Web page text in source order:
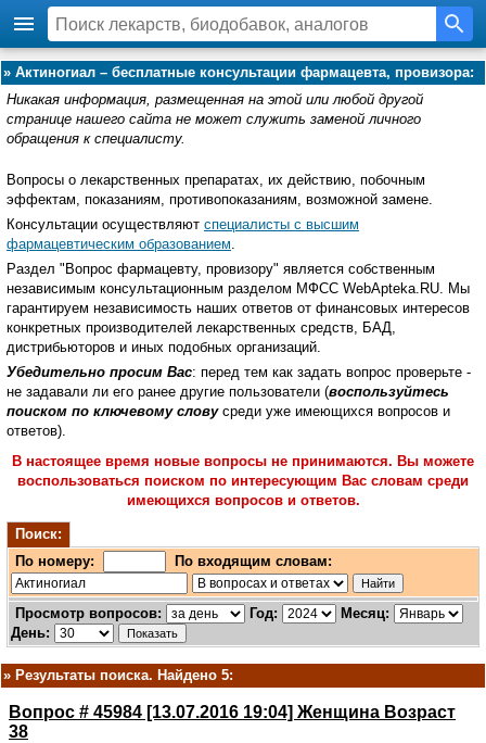
» Актиногиал – бесплатные консультации фармацевта, провизора:
Никакая информация, размещенная на этой или любой другой
странице нашего сайта не может служить заменой личного
обращения к специалисту.
Вопросы о лекарственных препаратах, их действию, побочным
эффектам, показаниям, противопоказаниям, возможной замене.
Консультации осуществляют специалисты с высшим
фармацевтическим образованием.
Раздел "Вопрос фармацевту, провизору" является собственным
независимым консультационным разделом МФСС WebApteka.RU. Мы
гарантируем независимость наших ответов от финансовых интересов
конкретных производителей лекарственных средств, БАД,
дистрибьюторов и иных подобных организаций.
Убедительно просим Вас: перед тем как задать вопрос проверьте -
не задавали ли его ранее другие пользователи (воспользуйтесь
поиском по ключевому словусреди уже имеющихся вопросов и
ответов).
В настоящее время новые вопросы не принимаются. Вы можете
воспользоваться поиском по интересующим Вас словам среди
имеющихся вопросов и ответов.
Поиск:
По номеру:
По входящим словам:
Просмотр вопросов: Год:
Месяц:
День:
» Результаты поиска. Найдено 5:
Вопрос # 45984 [13.07.2016 19:04] Женщина Возраст
38